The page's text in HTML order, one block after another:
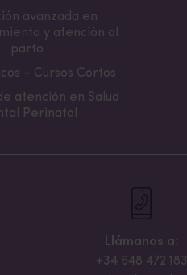
avanzada en
y atención al
parto
– Cursos Cortos
atención en Salud
Perinatal
Llámanos a:
+34 648 472 183